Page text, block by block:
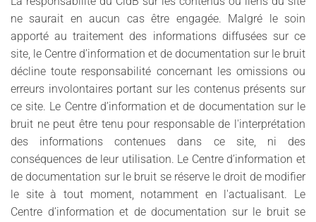
ne saurait en aucun cas être engagée. Malgré le soin
apporté au traitement des informations diffusées sur ce
site, le Centre d’information et de documentation sur le bruit
décline toute responsabilité concernant les omissions ou
erreurs involontaires portant sur les contenus présents sur
ce site. Le Centre d’information et de documentation sur le
bruit ne peut être tenu pour responsable de l'interprétation
des informations contenues dans ce site, ni des
conséquences de leur utilisation. Le Centre d’information et
de documentation sur le bruit se réserve le droit de modifier
le site à tout moment, notamment en l'actualisant. Le
Centre d’information et de documentation sur le bruit se